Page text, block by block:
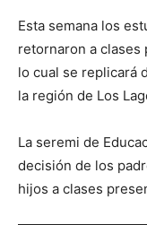
Esta semana los
retornaron a clases
lo cual se replicará
la región de Los
La seremi de
decisión de los
hijos a clases